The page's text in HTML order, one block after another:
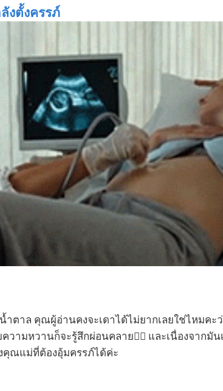
งตั้งครรภ์
ตาล คุณผู้อ่านคงจะเดาได้ไม่ยากเลยใช่ไหมค
ความหวานก็จะรู้สึกผ่อนคลาย🧘‍♀️ และเนื่องจากมั
คุณแม่ที่ต้องอุ้มครรภ์ได้ค่ะ